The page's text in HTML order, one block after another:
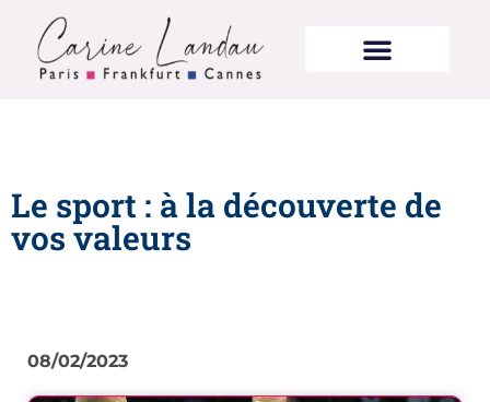
Le sport : à la découverte de
vos valeurs
08/02/2023